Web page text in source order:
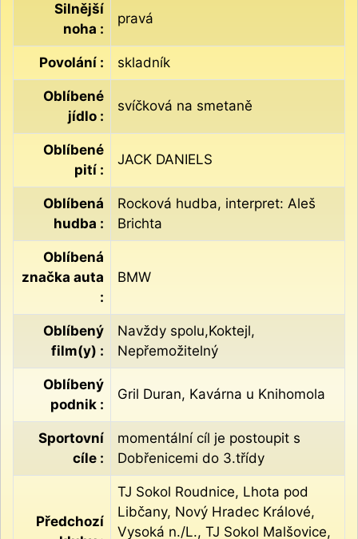
Silnější
noha :
pravá
Povolání : skladník
Oblíbené
jídlo :
svíčková na smetaně
Oblíbené
pití :
JACK DANIELS
Oblíbená
hudba :
Rocková hudba, interpret: Aleš
Brichta
Oblíbená
značka auta
:
BMW
Oblíbený
film(y) :
Navždy spolu,Koktejl,
Nepřemožitelný
Oblíbený
podnik :
Gril Duran, Kavárna u Knihomola
Sportovní
cíle :
momentální cíl je postoupit s
Dobřenicemi do 3.třídy
Předchozí
TJ Sokol Roudnice, Lhota pod
Libčany, Nový Hradec Králové,
Vysoká n./L., TJ Sokol Malšovice,